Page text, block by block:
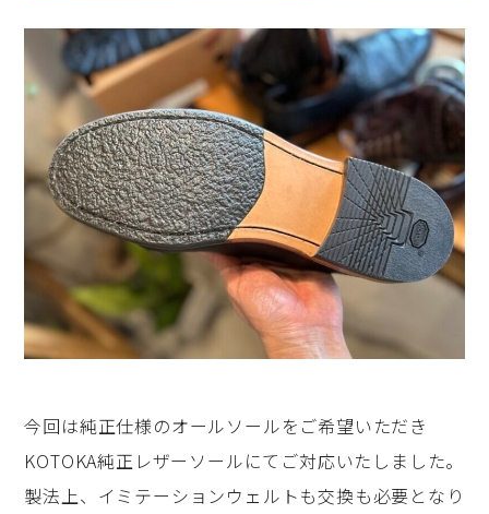
今回は純正仕様のオールソールをご希望いただき
KOTOKA純正レザーソールにてご対応いたしました。
製法上、イミテーションウェルトも交換も必要となり